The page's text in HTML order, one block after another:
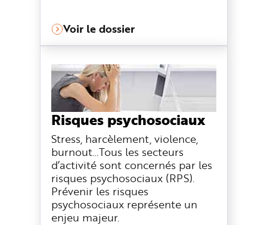
Voir le dossier
Risques psychosociaux
Stress, harcèlement, violence,
burnout…Tous les secteurs
d’activité sont concernés par les
risques psychosociaux (RPS).
Prévenir les risques
psychosociaux représente un
enjeu majeur.